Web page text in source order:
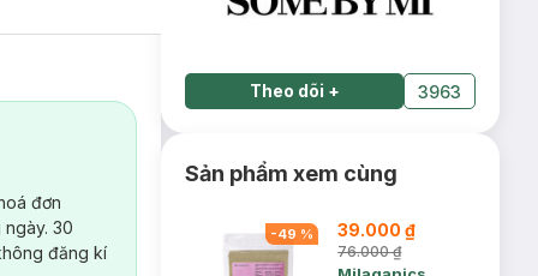
đơn
30
đăng kí
Theo dõi + 3963
Sản phẩm xem cùng
-49 % 39.000 ₫
76.000 ₫